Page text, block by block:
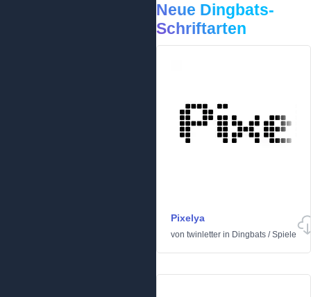
Neue Dingbats-
Schriftarten
Pixelya
von twinletter in Dingbats /Spiele